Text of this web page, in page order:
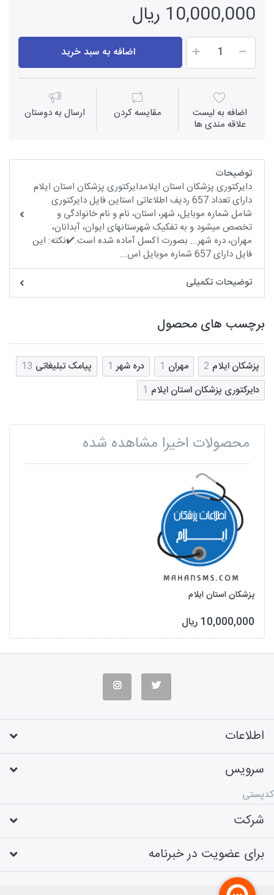
10,000,000 ریال
اضافه به سبد خرید
اضافه به لیست
علاقه مندی ها
مقايسه كردن ارسال به دوستان
توضیحات
دایرکتوری پزشکان استان ایلامدایرکتوری پزشکان استان ایلام
دارای تعداد 657 ردیف اطلاعاتی استاین فایل دایرکتوری
شامل شماره موبایل، شهر، استان، نام و نام خانوادگی و
تخصص میشود و به تفکیک شهرستانهای ايوان، آبدانان،
مهران، دره شهر... بصورت اکسل آماده شده است.✔️نکته: این
فایل دارای 657 شماره موبایل اس...
توضیحات تکمیلی
برچسب های محصول
پزشکان ایلام 2 مهران 1 دره شهر 1 پیامک تبلیغاتی 13
دایرکتوری پزشکان استان ایلام 1
محصولات اخیرا مشاهده شده
پزشکان استان ایلام
10,000,000 ریال
اطلاعات
سرویس
کدپستی
شرکت
برای عضویت در خبرنامه